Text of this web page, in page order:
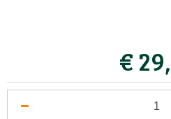
€ 29,